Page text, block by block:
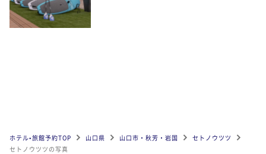
ホテル•旅館予約TOP 山口県 山口市・秋芳・岩国
セトノウツツ
セトノウツツの写真